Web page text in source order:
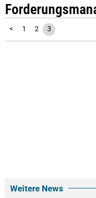
< 1 2 3
Weitere News